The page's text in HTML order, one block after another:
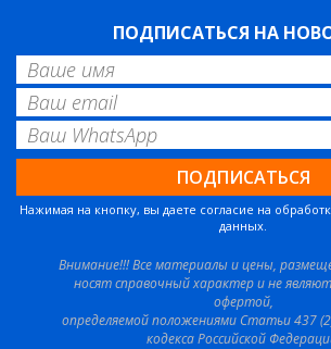
ПОДПИСАТЬСЯ НА
Нажимая на кнопку, вы даете согласие на
данных.
Внимание!!! Все материалы и цены,
носят справочный характер и не
офертой,
определяемой положениями Статьи 437
кодекса Российской